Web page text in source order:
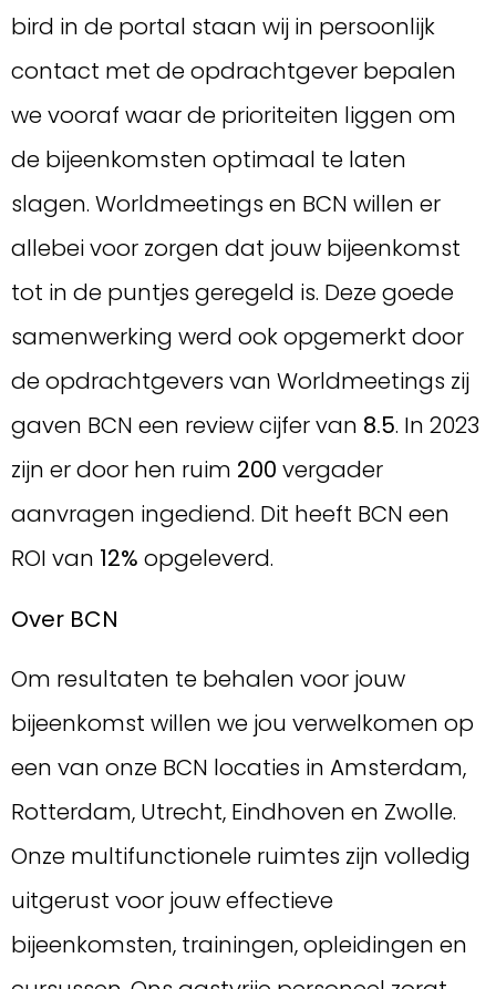
bird in de portal staan wij in persoonlijk
contact met de opdrachtgever bepalen
we vooraf waar de prioriteiten liggen om
de bijeenkomsten optimaal te laten
slagen. Worldmeetings en BCN willen er
allebei voor zorgen dat jouw bijeenkomst
tot in de puntjes geregeld is. Deze goede
samenwerking werd ook opgemerkt door
de opdrachtgevers van Worldmeetings zij
gaven BCN een review cijfer van 8.5. In 2023
zijn er door hen ruim 200 vergader
aanvragen ingediend. Dit heeft BCN een
ROI van 12% opgeleverd.
Over BCN
Om resultaten te behalen voor jouw
bijeenkomst willen we jou verwelkomen op
een van onze BCN locaties in Amsterdam,
Rotterdam, Utrecht, Eindhoven en Zwolle.
Onze multifunctionele ruimtes zijn volledig
uitgerust voor jouw effectieve
bijeenkomsten, trainingen, opleidingen en